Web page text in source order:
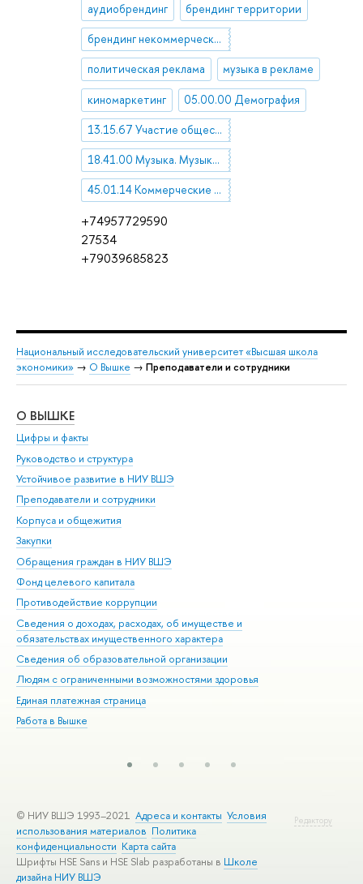
+74957729590
27534
+79039685823
аудиобрендинг брендинг территории
брендинг некоммерческих организаций
политическая реклама музыка в рекламе
киномаркетинг 05.00.00 Демография
13.15.67 Участие общественности в культурной жизни. Благотворительность, меценатство, патронаж в области культуры
18.41.00 Музыка. Музыковедение
45.01.14 Коммерческие вопросы, маркетинг, конъюнктура, реклама
Национальный исследовательский университет «Высшая школа
экономики» → О Вышке → Преподаватели и сотрудники
О ВЫШКЕ
Цифры и факты
Руководство и структура
Устойчивое развитие в НИУ ВШЭ
Преподаватели и сотрудники
Корпуса и общежития
Закупки
Обращения граждан в НИУ ВШЭ
Фонд целевого капитала
Противодействие коррупции
Сведения о доходах, расходах, об имуществе и
обязательствах имущественного характера
Сведения об образовательной организации
Людям с ограниченными возможностями здоровья
Единая платежная страница
Работа в Вышке
Редактору
© НИУ ВШЭ 1993–2021 Адреса и контакты Условия
использования материалов Политика
конфиденциальности Карта сайта
Шрифты HSE Sans и HSE Slab разработаны в Школе
дизайна НИУ ВШЭ